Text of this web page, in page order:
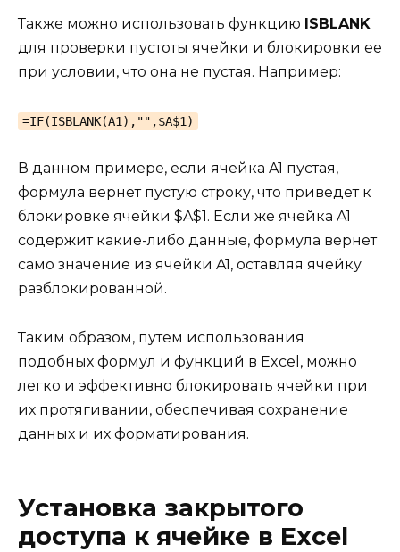
Также можно использовать функцию ISBLANK
для проверки пустоты ячейки и блокировки ее
при условии, что она не пустая. Например:
=IF(ISBLANK(A1),"",$A$1)
В данном примере, если ячейка A1 пустая,
формула вернет пустую строку, что приведет к
блокировке ячейки $A$1. Если же ячейка A1
содержит какие-либо данные, формула вернет
само значение из ячейки A1, оставляя ячейку
разблокированной.
Таким образом, путем использования
подобных формул и функций в Excel, можно
легко и эффективно блокировать ячейки при
их протягивании, обеспечивая сохранение
данных и их форматирования.
Установка закрытого
доступа к ячейке в Excel